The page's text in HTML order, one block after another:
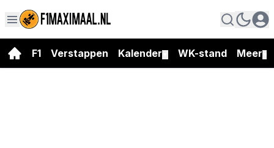
F1 Verstappen Kalender WK-stand Meer